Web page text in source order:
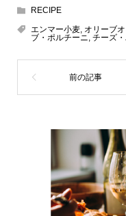
RECIPE
エンマー小麦, オリーブ
ブ・ポルチーニ, チーズ